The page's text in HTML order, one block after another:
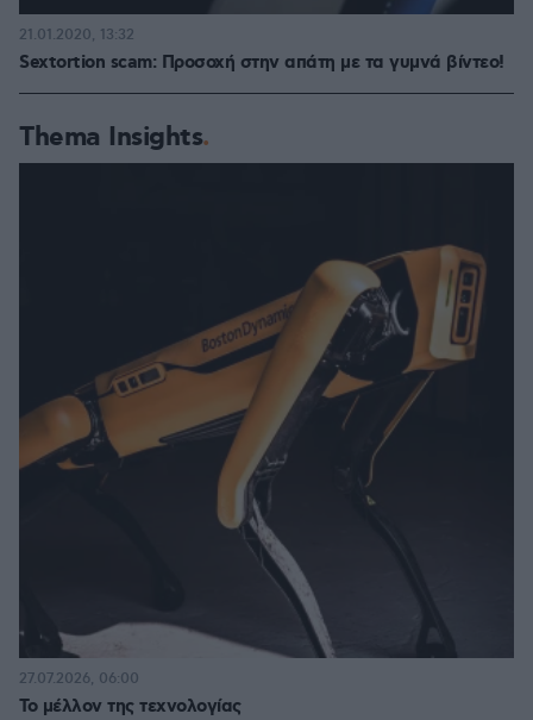
Sextortion scam: Προσοχή στην απάτη με τα γυμνά βίντεο!
21.01.2020, 13:32
Thema Insights
Το μέλλον της τεχνολογίας
27.07.2026, 06:00